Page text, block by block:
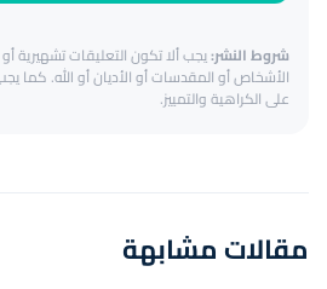
شروط النشر:يجب ألا تكون التعليقات تشهيرية
الأشخاص أو المقدسات أو الأديان أو الله. كما
على الكراهية والتمييز.
مقالات مشابهة